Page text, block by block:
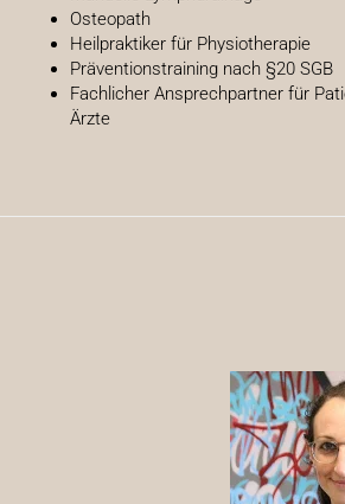
Osteopath
Heilpraktiker für Physiotherapie
Präventionstraining nach §20 SGB
Fachlicher Ansprechpartner für
Ärzte